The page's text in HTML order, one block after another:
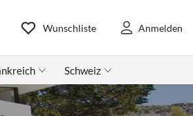
Wunschliste Anmelden
Schweiz